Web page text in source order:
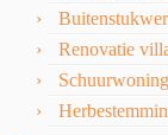
Renovatie